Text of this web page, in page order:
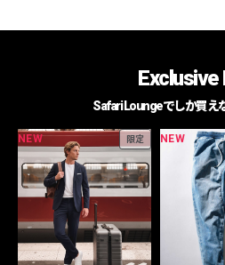
Exclusive
Safari Loungeでしか買え
NEW 限定 NEW